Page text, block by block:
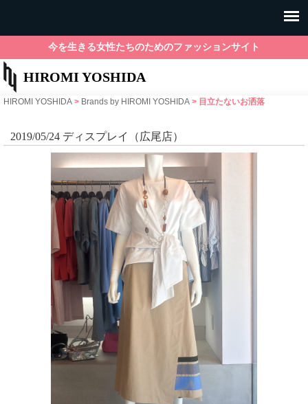
HIROMI YOSHIDA
今を生きる女性たちのためのファッションサイト
HIROMI YOSHIDA > Brands by HIROMI YOSHIDA > 目立たないお洒落
2019/05/24 ディスプレイ（広尾店）